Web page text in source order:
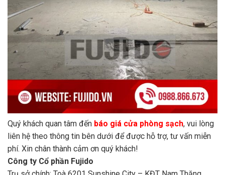
Quý khách quan tâm đến báo giá cửa phòng sạch, vui lòng
liên hệ theo thông tin bên dưới để được hỗ trợ, tư vấn miễn
phí. Xin chân thành cảm ơn quý khách!
Công ty Cổ phần Fujido